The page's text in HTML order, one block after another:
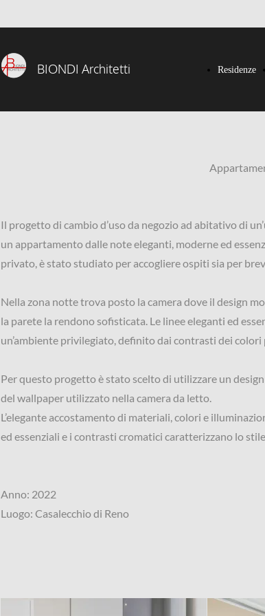
Residenze
BIONDI Architetti
Il progetto di cambio d’uso da negozio ad abitativo di
un appartamento dalle note eleganti, moderne ed
privato, è stato studiato per accogliere ospiti sia per
Nella zona notte trova posto la camera dove il design
la parete la rendono sofisticata. Le linee eleganti ed
un’ambiente privilegiato, definito dai contrasti dei
Per questo progetto è stato scelto di utilizzare un
del wallpaper utilizzato nella camera da letto.
L’elegante accostamento di materiali, colori e
ed essenziali e i contrasti cromatici caratterizzano lo
Anno: 2022
Luogo: Casalecchio di Reno